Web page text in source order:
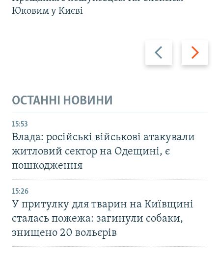
Назад Вперед
Юковим у Києві
ОСТАННІ НОВИНИ
15:53
Влада: російські військові атакували
житловий сектор на Одещині, є
пошкодження
15:26
У притулку для тварин на Київщині
сталась пожежа: загинули собаки,
знищено 20 вольєрів